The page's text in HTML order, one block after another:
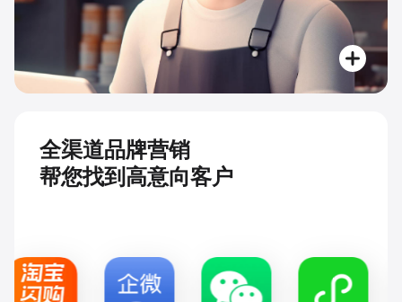
全渠道品牌营销
帮您找到高意向客户